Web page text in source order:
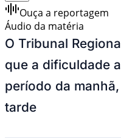
Ouça a reportagem
Áudio da matéria
O Tribunal
que a dificuldade
período da
tarde